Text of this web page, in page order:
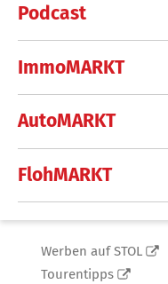
Podcast
ImmoMARKT
AutoMARKT
FlohMARKT
Werben auf STOL
Tourentipps